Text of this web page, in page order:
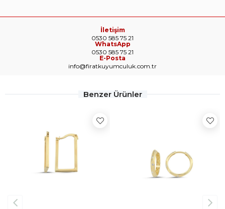
İletişim
0530 585 75 21
WhatsApp
0530 585 75 21
E-Posta
info@firatkuyumculuk.com.tr
Benzer Ürünler